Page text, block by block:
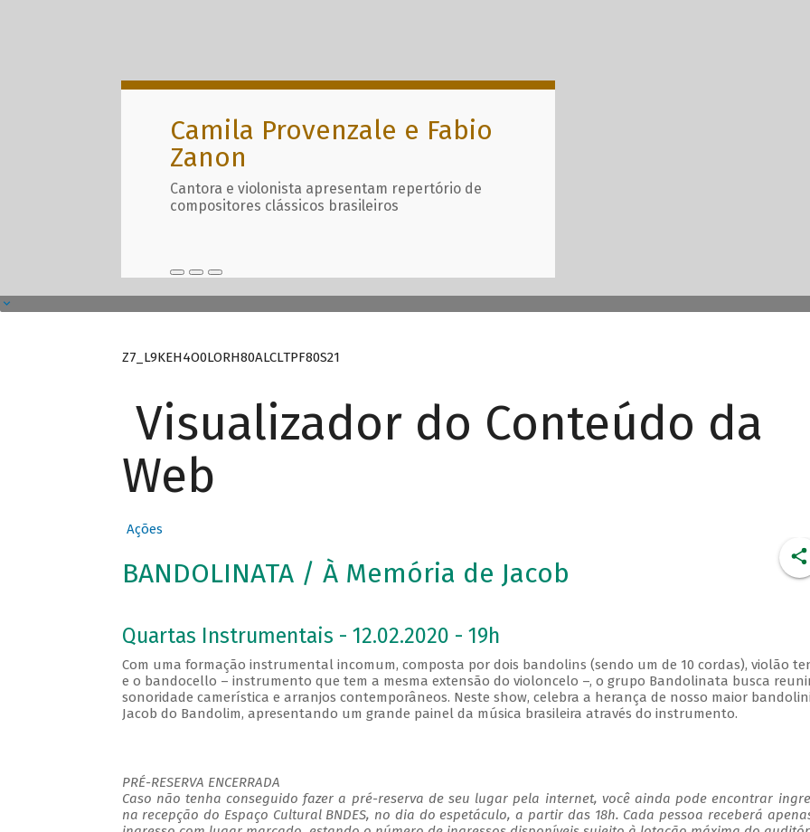
Camila Provenzale e Fabio
Zanon
Cantora e violonista apresentam repertório de
compositores clássicos brasileiros
Z7_L9KEH4O0LORH80ALCLTPF80S21
Visualizador do Conteúdo da
Web
Ações
BANDOLINATA / À Memória de Jacob
Quartas Instrumentais - 12.02.2020 - 19h
Com uma formação instrumental incomum, composta por dois bandolins (sendo um de 10 cordas), violão
e o bandocello – instrumento que tem a mesma extensão do violoncelo –, o grupo Bandolinata busca
sonoridade camerística e arranjos contemporâneos. Neste show, celebra a herança de nosso maior
Jacob do Bandolim, apresentando um grande painel da música brasileira através do instrumento.
PRÉ-RESERVA ENCERRADA
Caso não tenha conseguido fazer a pré-reserva de seu lugar pela internet, você ainda pode encontrar
na recepção do Espaço Cultural BNDES, no dia do espetáculo, a partir das 18h. Cada pessoa receberá